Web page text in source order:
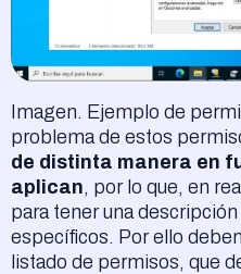
Imagen. Ejemplo de
problema de estos
de distinta manera en
aplican, por lo que, en
para tener una
específicos. Por ello
listado de permisos, que